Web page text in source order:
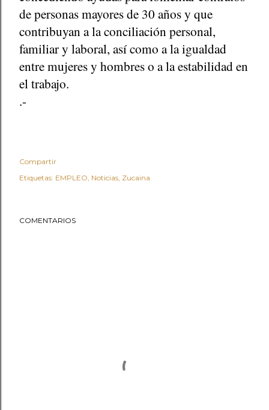
de personas mayores de 30 años y que
contribuyan a la conciliación personal,
familiar y laboral, así como a la igualdad
entre mujeres y hombres o a la estabilidad en
el trabajo.
.-
Compartir
Etiquetas: EMPLEO Noticias Zucaina
COMENTARIOS